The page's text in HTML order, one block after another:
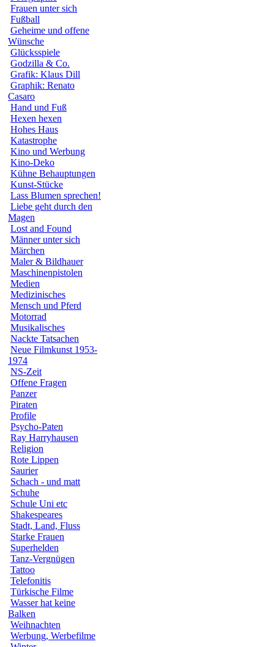
Frauen unter sich
Fußball
Geheime und offene
Wünsche
Glücksspiele
Godzilla & Co.
Grafik: Klaus Dill
Graphik: Renato
Casaro
Hand und Fuß
Hexen hexen
Hohes Haus
Katastrophe
Kino und Werbung
Kino-Deko
Kühne Behauptungen
Kunst-Stücke
Lass Blumen sprechen!
Liebe geht durch den
Magen
Lost and Found
Männer unter sich
Märchen
Maler & Bildhauer
Maschinenpistolen
Medien
Medizinisches
Mensch und Pferd
Motorrad
Musikalisches
Nackte Tatsachen
Neue Filmkunst 1953-
1974
NS-Zeit
Offene Fragen
Panzer
Piraten
Profile
Psycho-Paten
Ray Harryhausen
Religion
Rote Lippen
Saurier
Schach - und matt
Schuhe
Schule Uni etc
Shakespeares
Stadt, Land, Fluss
Starke Frauen
Superhelden
Tanz-Vergnügen
Tattoo
Telefonitis
Türkische Filme
Wasser hat keine
Balken
Weihnachten
Werbung, Werbefilme